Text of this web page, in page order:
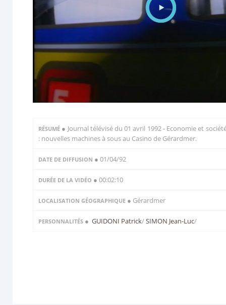
RÉSUMÉ ● Journal télévisé du 01 avril 1992 - Economie et
: nouvelles machines à sous au Casino de Gérardmer.
DATE DE DIFFUSION ● 01/04/92
DURÉE DE LA VIDÉO ● 00:02:10
LOCALISATION GÉOGRAPHIQUE ● Gérardmer
PERSONNALITÉS ● GUIDONI Patrick/SIMON Jean-Luc/